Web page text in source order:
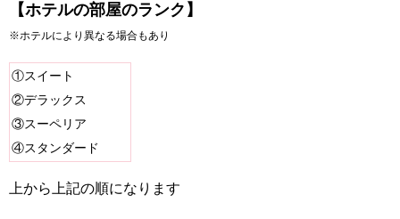
【ホテルの部屋のランク】
※ホテルにより異なる場合もあり
①スイート
②デラックス
③スーペリア
④スタンダード
上から上記の順になります